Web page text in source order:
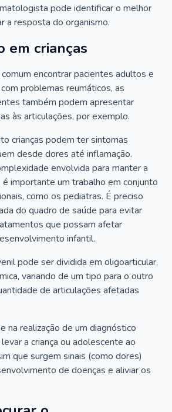
pode identificar o melhor
a resposta do organismo.
em crianças
encontrar pacientes adultos e
problemas reumáticos, as
também podem apresentar
às articulações, por exemplo.
crianças podem ter sintomas
desde dores até inflamação.
envolvida para manter a
é importante um trabalho em conjunto
como os pediatras. É preciso
do quadro de saúde para evitar
que possam afetar
infantil.
pode ser dividida em oligoarticular,
variando de um tipo para o outro
de articulações afetadas
na realização de um diagnóstico
a criança ou adolescente ao
que surgem sinais (como dores)
de doenças e aliviar os